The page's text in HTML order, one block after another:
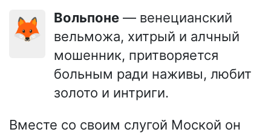
🦊 Вольпоне — венецианский
вельможа, хитрый и алчный
мошенник, притворяется
больным ради наживы, любит
золото и интриги.
Вместе со своим слугой Моской он